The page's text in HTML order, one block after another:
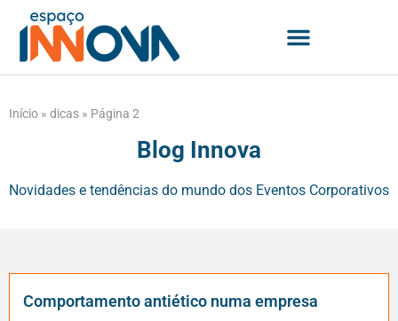
Início » dicas » Página 2
Blog Innova
Novidades e tendências do mundo dos Eventos Corporativos
Comportamento antiético numa empresa